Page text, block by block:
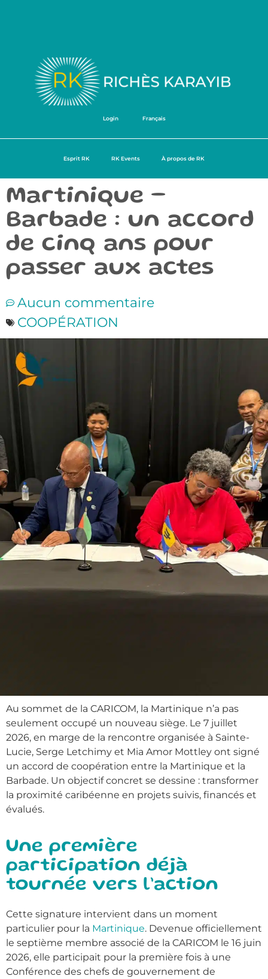
Login Français
Esprit RK RK Events À propos de RK
Martinique –
Barbade : un accord
de cinq ans pour
passer aux actes
Aucun commentaire
COOPÉRATION
Au sommet de la CARICOM, la Martinique n’a pas
seulement occupé un nouveau siège. Le 7 juillet
2026, en marge de la rencontre organisée à Sainte-
Lucie, Serge Letchimy et Mia Amor Mottley ont signé
un accord de coopération entre la Martinique et la
Barbade. Un objectif concret se dessine : transformer
la proximité caribéenne en projets suivis, financés et
évalués.
Une première
participation déjà
tournée vers l’action
Cette signature intervient dans un moment
particulier pour la Martinique. Devenue officiellement
le septième membre associé de la CARICOM le 16 juin
2026, elle participait pour la première fois à une
Conférence des chefs de gouvernement de